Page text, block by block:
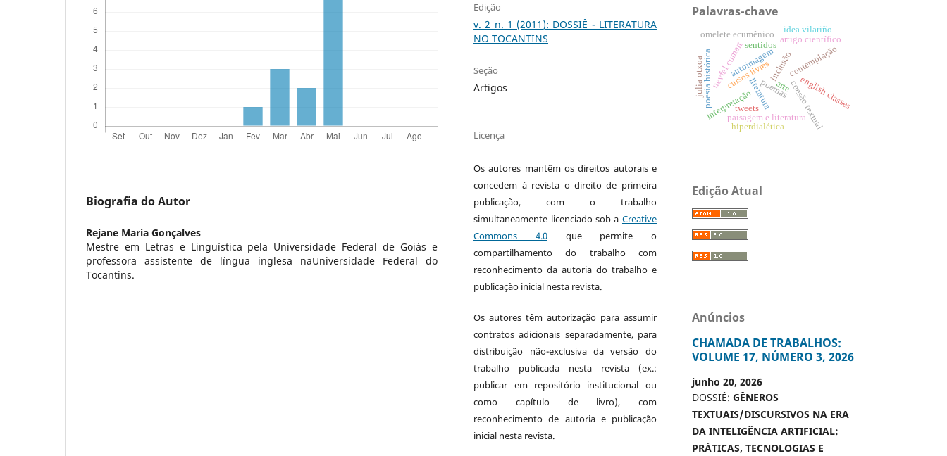
Biografia do Autor
Rejane Maria Gonçalves
Mestre em Letras e Linguística pela Universidade Federal de Goiás e
professora assistente de língua inglesa naUniversidade Federal do
Tocantins.
Edição
v. 2 n. 1 (2011): DOSSIÊ - LITERATURA
NO TOCANTINS
Seção
Artigos
Licença
Os autores mantêm os direitos autorais e
concedem à revista o direito de primeira
publicação, com o trabalho
simultaneamente licenciado sob a Creative
Commons 4.0que permite o
compartilhamento do trabalho com
reconhecimento da autoria do trabalho e
publicação inicial nesta revista.
Os autores têm autorização para assumir
contratos adicionais separadamente, para
distribuição não-exclusiva da versão do
trabalho publicada nesta revista (ex.:
publicar em repositório institucional ou
como capítulo de livro), com
reconhecimento de autoria e publicação
inicial nesta revista.
Palavras-chave
literaturapoemas
cursos livres
autoimagem contemplação
arte
interpretação
sentidos
omelete ecumênico
nevfel cumart
artigo científico
coesão textual
paisagem e literatura
poesia histórica
idea vilariño
julia otxoa english classes
tweets
hiperdialética
inclusão
Edição Atual
Anúncios
CHAMADA DE TRABALHOS:
VOLUME 17, NÚMERO 3, 2026
junho 20, 2026
DOSSIÊ: GÊNEROS
TEXTUAIS/DISCURSIVOS NA ERA
DA INTELIGÊNCIA ARTIFICIAL:
PRÁTICAS, TECNOLOGIAS E